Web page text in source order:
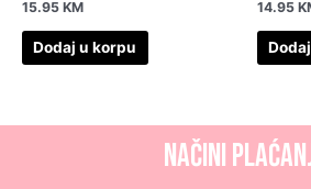
Ocjenjeno
0
od
15.95 KM
Dodaj u korpu
Ocjenjeno
0
od
14.95
NAČINI